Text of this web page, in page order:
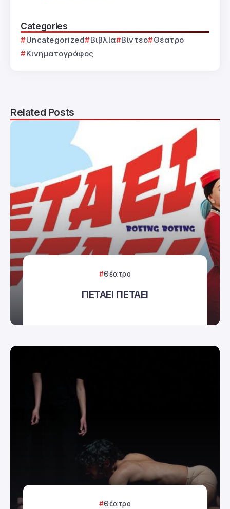
Categories
Uncategorized Βιβλία Βίντεο
Θέατρο
Κινηματογράφος
Related Posts
Θέατρο
ΠΕΤΑΕΙ ΠΕΤΑΕΙ
Θέατρο